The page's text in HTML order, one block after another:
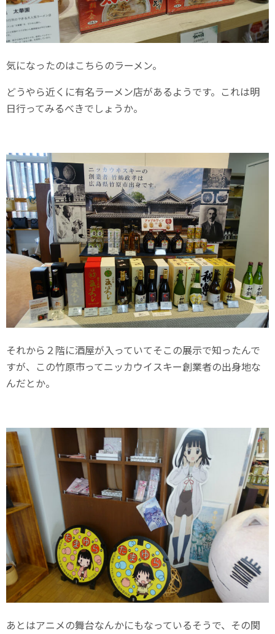
気になったのはこちらのラーメン。
どうやら近くに有名ラーメン店があるようです。これは明
日行ってみるべきでしょうか。
それから２階に酒屋が入っていてそこの展示で知ったんで
すが、この竹原市ってニッカウイスキー創業者の出身地な
んだとか。
あとはアニメの舞台なんかにもなっているそうで、その関